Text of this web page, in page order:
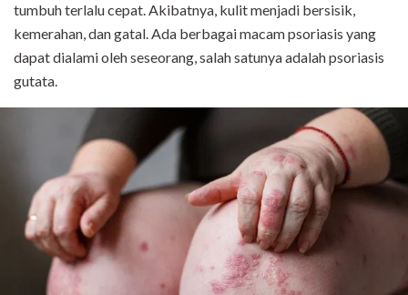
tumbuh terlalu cepat. Akibatnya, kulit menjadi bersisik,
kemerahan, dan gatal. Ada berbagai macam psoriasis yang
dapat dialami oleh seseorang, salah satunya adalah psoriasis
gutata.